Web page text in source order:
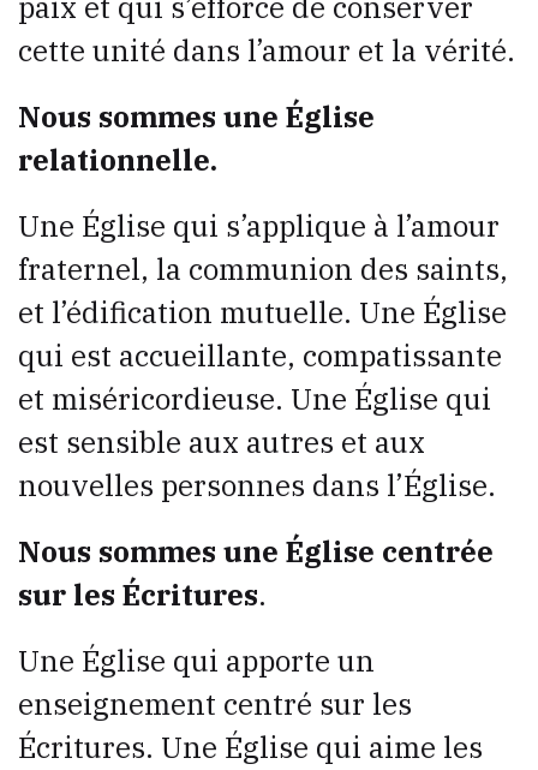
cette unité dans l’amour et la vérité.
Nous sommes une Église
relationnelle.
Une Église qui s’applique à l’amour
fraternel, la communion des saints,
et l’édification mutuelle. Une Église
qui est accueillante, compatissante
et miséricordieuse. Une Église qui
est sensible aux autres et aux
nouvelles personnes dans l’Église.
Nous sommes une Église centrée
sur les Écritures.
Une Église qui apporte un
enseignement centré sur les
Écritures. Une Église qui aime les